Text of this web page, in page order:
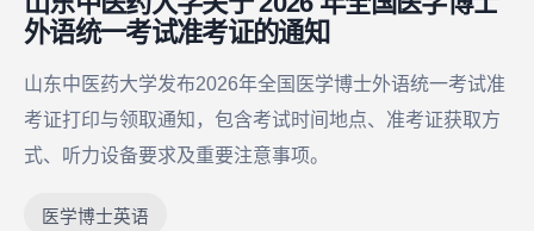
外语统一考试准考证的通知
山东中医药大学发布2026年全国医学博士外语统一考试准
考证打印与领取通知，包含考试时间地点、准考证获取方
式、听力设备要求及重要注意事项。
医学博士英语